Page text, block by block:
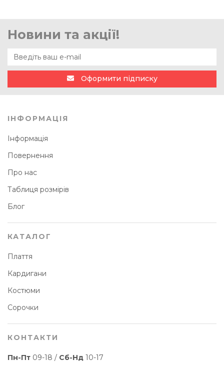
Новини та акції!
Оформити підписку
ІНФОРМАЦІЯ
Інформація
Повернення
Про нас
Таблиця розмірів
Блог
КАТАЛОГ
Плаття
Кардигани
Костюми
Сорочки
КОНТАКТИ
Пн-Пт 09-18 / Сб-Нд 10-17